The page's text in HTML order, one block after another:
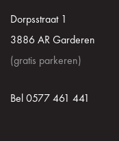
Dorpsstraat 1
3886 AR Garderen
(gratis parkeren)
Bel 0577 461 441